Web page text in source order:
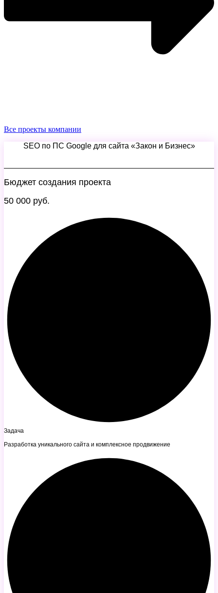
Все проекты компании
SEO по ПС Google для сайта «Закон и Бизнес»
Бюджет создания проекта
50 000 руб.
Задача
Разработка уникального сайта и комплексное продвижение